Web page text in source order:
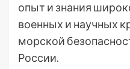
опыт и знания
военных и научных
морской
России.